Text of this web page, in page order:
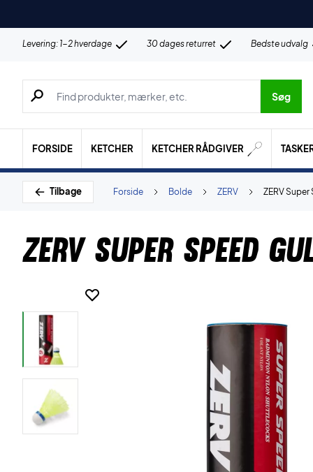
Levering: 1-2 hverdage 30 dages returret Bedste udvalg
Søg efter produkter, mærker etc.
Søg
FORSIDE KETCHER KETCHER RÅDGIVER
Tilbage ZERV
ZERV
Bolde
Forside
ZERV Super Speed